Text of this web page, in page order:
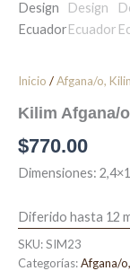
Inicio /Afgana/o,
Kilim Afgana/
$770.00
Dimensiones:
Diferido hasta 12
SKU:SIM23
Categorías:Afgana/